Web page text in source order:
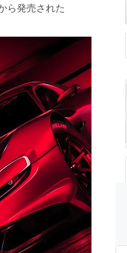
ら発売された